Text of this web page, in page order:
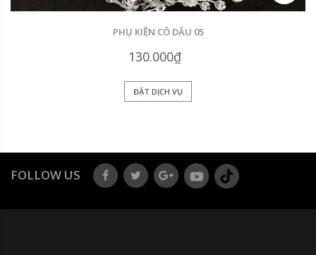
PHỤ KIỆN CÔ DÂU 05
130.000₫
ĐẶT DỊCH VỤ
FOLLOW US